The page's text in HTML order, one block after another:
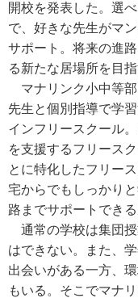
開校を発表した。選
で、好きな先生がマ
サポート。将来の進
る新たな居場所を目指
マナリンク小中等
先生と個別指導で学
インフリースクール
を支援するフリース
とに特化したフリー
宅からでもしっかり
路までサポートでき
通常の学校は集団授
はできない。また、
出会いがある一方、
もいる。そこでマナ